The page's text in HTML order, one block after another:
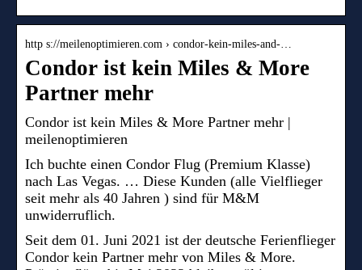
http s://meilenoptimieren.com › condor-kein-miles-and-…
Condor ist kein Miles & More
Partner mehr
Condor ist kein Miles & More Partner mehr |
meilenoptimieren
Ich buchte einen Condor Flug (Premium Klasse)
nach Las Vegas. … Diese Kunden (alle Vielflieger
seit mehr als 40 Jahren ) sind für M&M
unwiderruflich.
Seit dem 01. Juni 2021 ist der deutsche Ferienflieger
Condor kein Partner mehr von Miles & More.